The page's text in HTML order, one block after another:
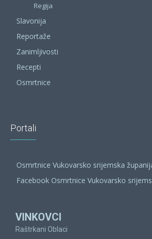
Regija
Slavonija
Reportaže
Zanimljivosti
Recepti
Osmrtnice
Portali
Osmrtnice Vukovarsko srijemska
Facebook Osmrtnice Vukovarsko
VINKOVCI
Raštrkani Oblaci